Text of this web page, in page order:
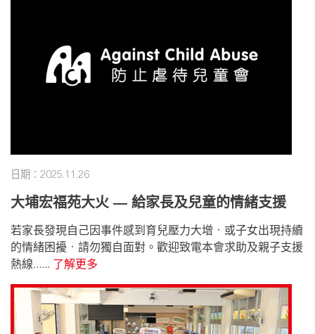
日期：2025.11.26
大埔宏福苑大火 — 給家長及兒童的情緒支援
若家長發現自己因事件感到育兒壓力大增，或子女出現持續
的情緒困擾，請勿獨自面對。歡迎致電本會求助及親子支援
熱線...... 了解更多